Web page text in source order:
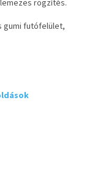
rögzítés.
gumi futófelület,